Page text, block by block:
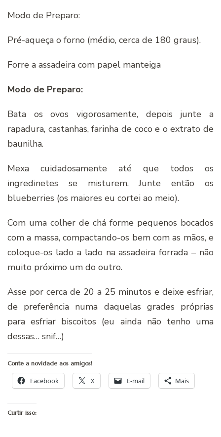
Modo de Preparo:
Pré-aqueça o forno (médio, cerca de 180 graus).
Forre a assadeira com papel manteiga
Modo de Preparo:
Bata os ovos vigorosamente, depois junte a
rapadura, castanhas, farinha de coco e o extrato de
baunilha.
Mexa cuidadosamente até que todos os
ingredinetes se misturem. Junte então os
blueberries (os maiores eu cortei ao meio).
Com uma colher de chá forme pequenos bocados
com a massa, compactando-os bem com as mãos, e
coloque-os lado a lado na assadeira forrada – não
muito próximo um do outro.
Asse por cerca de 20 a 25 minutos e deixe esfriar,
de preferência numa daquelas grades próprias
para esfriar biscoitos (eu ainda não tenho uma
dessas… snif…)
Conte a novidade aos amigos!
Facebook X E-mail Mais
Curtir isso: